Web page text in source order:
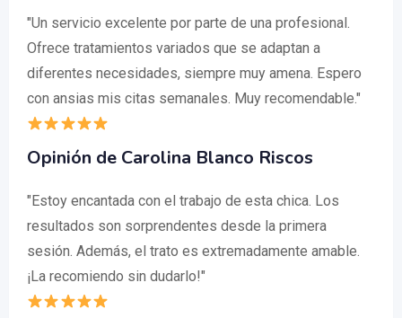
"Un servicio excelente por parte de una profesional.
Ofrece tratamientos variados que se adaptan a
diferentes necesidades, siempre muy amena. Espero
con ansias mis citas semanales. Muy recomendable."
Opinión de Carolina Blanco Riscos
"Estoy encantada con el trabajo de esta chica. Los
resultados son sorprendentes desde la primera
sesión. Además, el trato es extremadamente amable.
¡La recomiendo sin dudarlo!"